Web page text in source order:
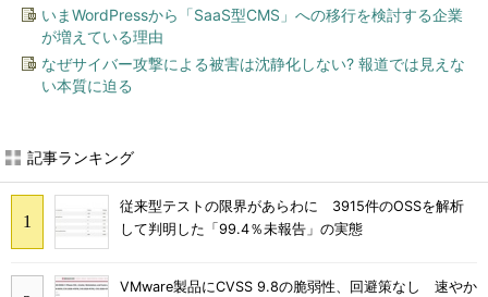
いまWordPressから「SaaS型CMS」への移行を検討する企業
が増えている理由
なぜサイバー攻撃による被害は沈静化しない? 報道では見えな
い本質に迫る
記事ランキング
従来型テストの限界があらわに 3915件のOSSを解析
して判明した「99.4％未報告」の実態
VMware製品にCVSS 9.8の脆弱性、回避策なし 速やか